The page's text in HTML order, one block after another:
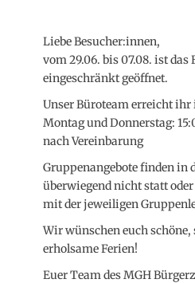
Liebe Besucher:innen,
vom 29.06. bis 07.08. ist
eingeschränkt geöffnet.
Unser Büroteam erreicht ihr
Montag und Donnerstag:
nach Vereinbarung
Gruppenangebote finden in
überwiegend nicht statt
mit der jeweiligen
Wir wünschen euch schöne,
erholsame Ferien!
Euer Team des MGH